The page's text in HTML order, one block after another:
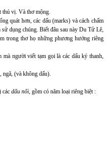
vị. Và thơ mộng.
quát hơn, các dấu (marks) và cách chấm
dụng chúng. Biết đâu sau này Du Tử Lê,
trong thơ họ những phương hướng riêng
người viết tạm gọi là các dấu ký thanh,
ngã, (và không dấu).
các dấu nối, gồm có năm loại riêng biệt :